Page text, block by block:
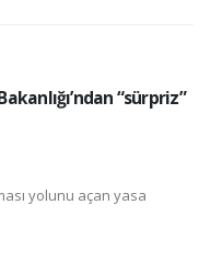
“sürpriz”
yolunu açan yasa